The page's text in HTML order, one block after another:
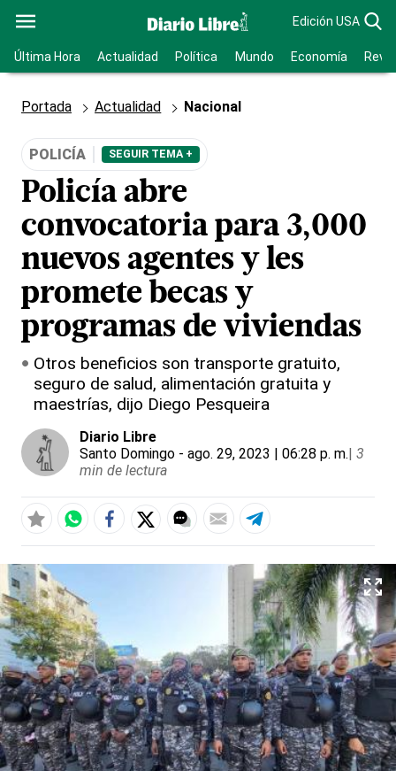
Edición USA
Última Hora Actualidad Política Mundo Economía
Portada Actualidad Nacional
POLICÍA SEGUIR TEMA +
Policía abre
convocatoria para 3,000
nuevos agentes y les
promete becas y
programas de viviendas
Otros beneficios son transporte gratuito,
seguro de salud, alimentación gratuita y
maestrías, dijo Diego Pesqueira
Diario Libre
Santo Domingo - ago. 29, 2023 | 06:28 p. m.| 3
min de lectura